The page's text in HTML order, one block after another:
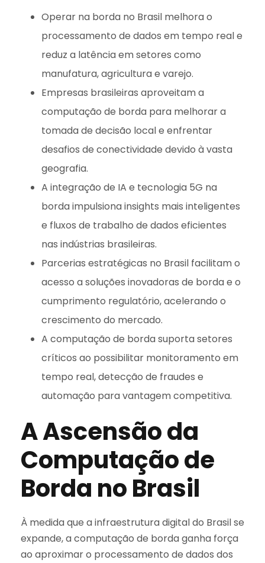
Operar na borda no Brasil melhora o
processamento de dados em tempo real e
reduz a latência em setores como
manufatura, agricultura e varejo.
Empresas brasileiras aproveitam a
computação de borda para melhorar a
tomada de decisão local e enfrentar
desafios de conectividade devido à vasta
geografia.
A integração de IA e tecnologia 5G na
borda impulsiona insights mais inteligentes
e fluxos de trabalho de dados eficientes
nas indústrias brasileiras.
Parcerias estratégicas no Brasil facilitam o
acesso a soluções inovadoras de borda e o
cumprimento regulatório, acelerando o
crescimento do mercado.
A computação de borda suporta setores
críticos ao possibilitar monitoramento em
tempo real, detecção de fraudes e
automação para vantagem competitiva.
A Ascensão da
Computação de
Borda no Brasil
À medida que a infraestrutura digital do Brasil se
expande, a computação de borda ganha força
ao aproximar o processamento de dados dos